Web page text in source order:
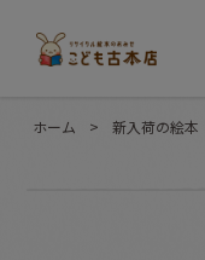
ホーム > 新入荷の絵本